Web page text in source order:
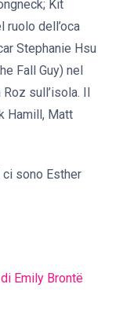
Kit
ruolo dell’oca
Stephanie Hsu
Fall Guy) nel
sull’isola. Il
Hamill, Matt
sono Esther
Emily Brontë